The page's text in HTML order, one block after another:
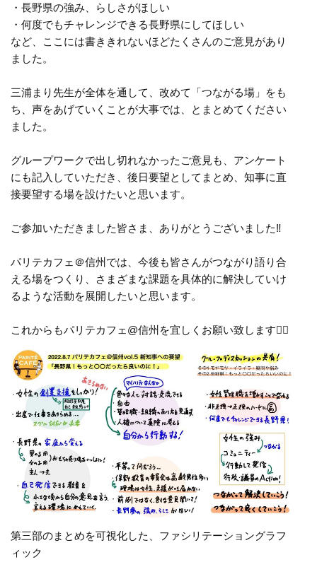
・長野県の強み、らしさがほしい
・何度でもチャレンジできる長野県にしてほしい
など、ここには書ききれないほどたくさんのご意見があり
ました。
三浦まり先生が全体を通して、改めて「つながる場」をも
ち、声をあげていくことが大事では、とまとめてください
ました。
グループワークで出し切れなかったご意見も、アンケート
にも記入していただき、後日要望としてまとめ、知事に直
接要望する場を設けたいと思います。
ご参加いただきました皆さま、ありがとうございました‼️
パリテカフェ＠信州では、今後も皆さんがつながり語り合
える場をつくり、さまざまな課題を具体的に解決していけ
るような活動を展開したいと思います。
これからもパリテカフェ@信州を宜しくお願い致します🙇‍♀️
第三部のまとめを可視化した、ファシリテーショングラフ
ィック